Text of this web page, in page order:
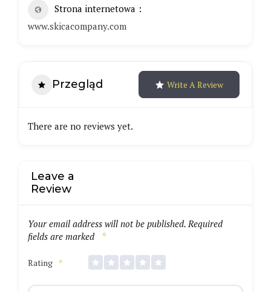
Strona internetowa
www.skicacompany.com
Przegląd Write A Review
There are no reviews yet.
Leave a
Review
Your email address will not be published.Required
fields are marked
*
Rating *